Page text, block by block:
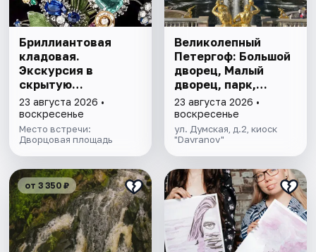
Бриллиантовая
кладовая.
Экскурсия в
скрытую
сокровищницу
Эрмитажа с
билетом в музей
23 августа 2026 •
воскресенье
Место встречи:
Дворцовая площадь
Великолепный
Петергоф: Большой
дворец, Малый
дворец, парк,
фонтаны
23 августа 2026 •
воскресенье
ул. Думская, д.2, киоск
"Davranov"
от 3 350 ₽